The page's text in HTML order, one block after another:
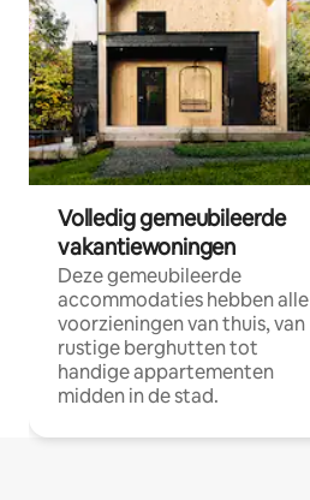
Volledig gemeubileerde
vakantiewoningen
Deze gemeubileerde
accommodaties hebben alle
voorzieningen van thuis, van
rustige berghutten tot
handige appartementen
midden in de stad.